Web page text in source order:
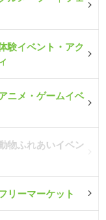
験イベント・アク
ニメ・ゲームイベ
物ふれあいイベン
リーマーケット